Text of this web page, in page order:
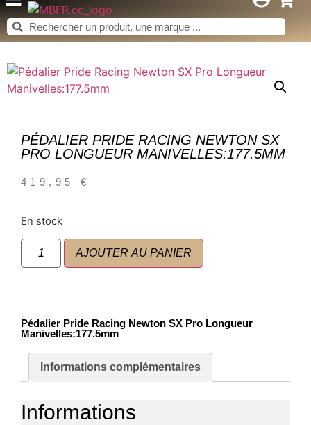
PÉDALIER PRIDE RACING NEWTON SX
PRO LONGUEUR MANIVELLES:177.5MM
419,95 €
En stock
AJOUTER AU PANIER
Pédalier Pride Racing Newton SX Pro Longueur
Manivelles:177.5mm
Informations complémentaires
Informations